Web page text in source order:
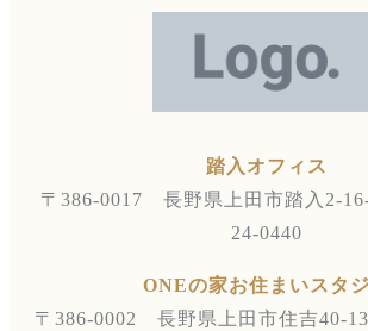
踏入オフィス
〒386-0017 長野県上田市踏入2-
24-0440
ONEの家お住まいスタ
〒386-0002 長野県上田市住吉40-13